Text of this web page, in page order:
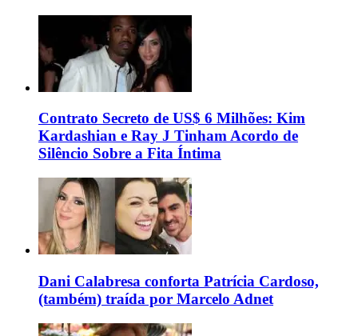
Contrato Secreto de US$ 6 Milhões: Kim
Kardashian e Ray J Tinham Acordo de
Silêncio Sobre a Fita Íntima
Dani Calabresa conforta Patrícia Cardoso,
(também) traída por Marcelo Adnet